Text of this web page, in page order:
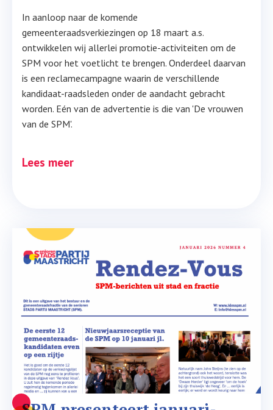
In aanloop naar de komende
gemeenteraadsverkiezingen op 18 maart a.s.
ontwikkelen wij allerlei promotie-activiteiten om de
SPM voor het voetlicht te brengen. Onderdeel daarvan
is een reclamecampagne waarin de verschillende
kandidaat-raadsleden onder de aandacht gebracht
worden. Eén van de advertentie is die van 'De vrouwen
van de SPM'.
Lees meer